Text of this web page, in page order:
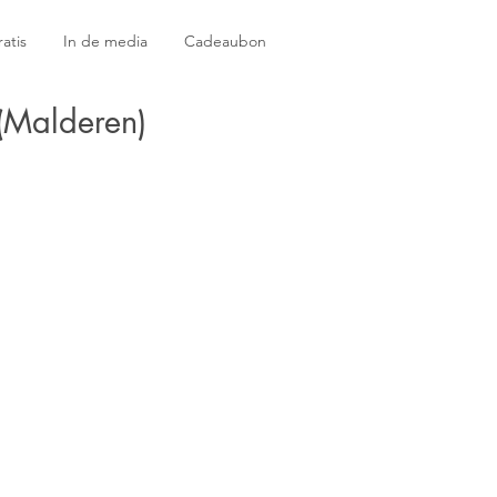
In de media Cadeaubon